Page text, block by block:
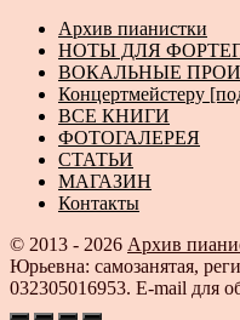
Архив пианистки
НОТЫ ДЛЯ
ВОКАЛЬНЫЕ
Концертмейстеру
ВСЕ КНИГИ
ФОТОГАЛЕРЕЯ
СТАТЬИ
МАГАЗИН
Контакты
© 2013 - 2026 Архив
Юрьевна: самозанятая,
032305016953. E-mail для